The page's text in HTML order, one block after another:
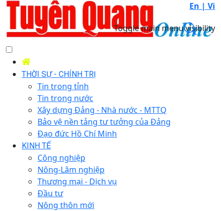
En | Vi
Toggle main menu visibility
THỜI SỰ - CHÍNH TRỊ
Tin trong tỉnh
Tin trong nước
Xây dựng Đảng - Nhà nước - MTTQ
Bảo vệ nền tảng tư tưởng của Đảng
Đạo đức Hồ Chí Minh
KINH TẾ
Công nghiệp
Nông-Lâm nghiệp
Thương mại - Dịch vụ
Đầu tư
Nông thôn mới